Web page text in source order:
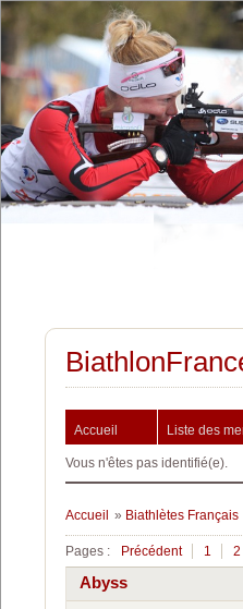
Accueil Liste des
Vous n'êtes pas identifié(e).
Accueil » Biathlètes Français
Pages : Précédent 1 2
Abyss